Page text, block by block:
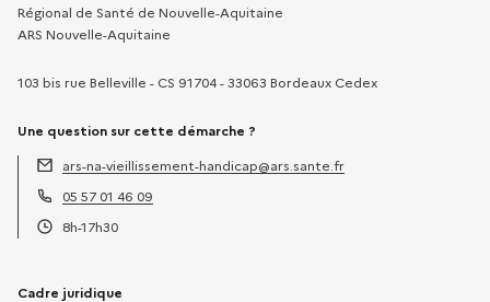
Régional de Santé de Nouvelle-Aquitaine
ARS Nouvelle-Aquitaine
103 bis rue Belleville - CS 91704 - 33063 Bordeaux Cedex
Une question sur cette démarche ?
Adresse électronique :
ars-na-vieillissement-handicap@ars.sante.fr
Téléphone :
05 57 01 46 09
8h-17h30
Cadre juridique